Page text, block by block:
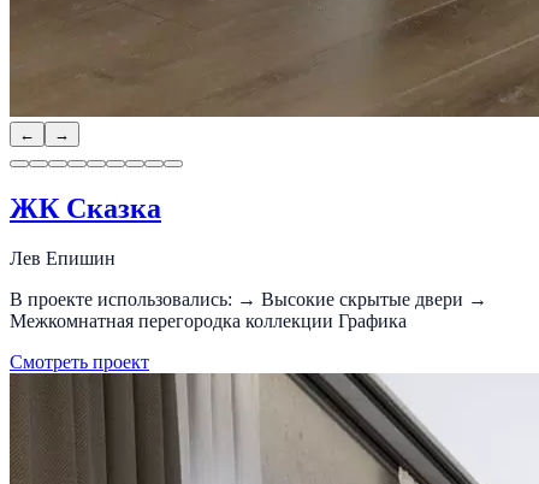
← →
ЖК Сказка
Лев Епишин
В проекте использовались: → Высокие скрытые двери →
Межкомнатная перегородка коллекции Графика
Смотреть проект